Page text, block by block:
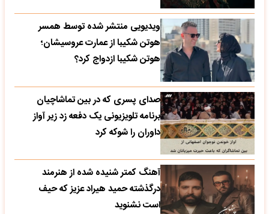
ویدیویی منتشر شده توسط همسر
هوتن شکیبا از عمارت عروسیشان؛
هوتن شکیبا ازدواج کرد؟
صدای پسری که در بین تماشاچیان
برنامه تلویزیونی یک دفعه زد زیر آواز
داوران را شوکه کرد
آهنگ کمتر شنیده شده از هنرمند
درگذشته حمید هیراد عزیز که حیف
است نشنوید